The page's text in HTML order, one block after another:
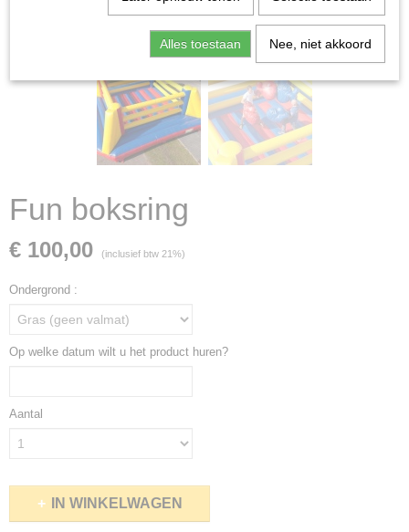
Fun boksring
€ 100,00 (inclusief btw 21%)
Ondergrond :
Op welke datum wilt u het product huren?
Aantal
IN WINKELWAGEN
Alles toestaan Nee, niet akkoord